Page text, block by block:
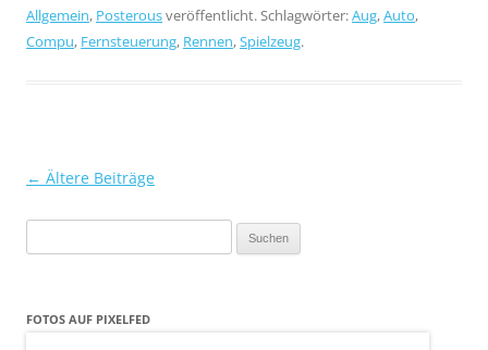
Allgemein, Posterousveröffentlicht. Schlagwörter:Aug,Auto,
Compu, Fernsteuerung, Rennen,Spielzeug.
Beitragsnavigation
← Ältere Beiträge
nach:
FOTOS AUF PIXELFED